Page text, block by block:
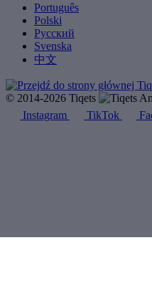
Português
Polski
Русский
Svenska
中文
© 2014-2026 Tiqets
Instagram
TikTok